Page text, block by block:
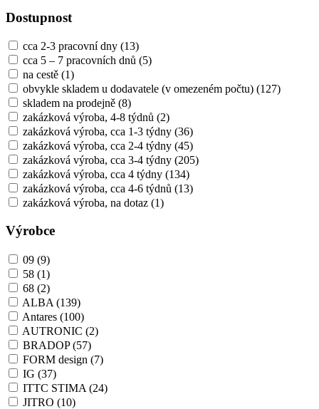
Dostupnost
cca 2-3 pracovní dny (13)
cca 5 – 7 pracovních dnů (5)
na cestě (1)
obvykle skladem u dodavatele (v omezeném počtu) (127)
skladem na prodejně (8)
zakázková výroba, 4-8 týdnů (2)
zakázková výroba, cca 1-3 týdny (36)
zakázková výroba, cca 2-4 týdny (45)
zakázková výroba, cca 3-4 týdny (205)
zakázková výroba, cca 4 týdny (134)
zakázková výroba, cca 4-6 týdnů (13)
zakázková výroba, na dotaz (1)
Výrobce
09 (9)
58 (1)
68 (2)
ALBA (139)
Antares (100)
AUTRONIC (2)
BRADOP(57)
FORM design (7)
IG (37)
ITTC STIMA (24)
JITRO (10)